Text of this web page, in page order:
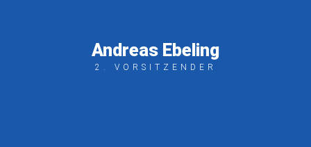
Andreas Ebeling
2. VORSITZENDER